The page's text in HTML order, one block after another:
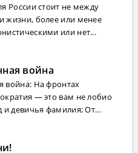
России стоит не между
жизни, более или менее
или нет...
война
война: На фронтах
— это вам не лобио
и девичья фамилия; От...